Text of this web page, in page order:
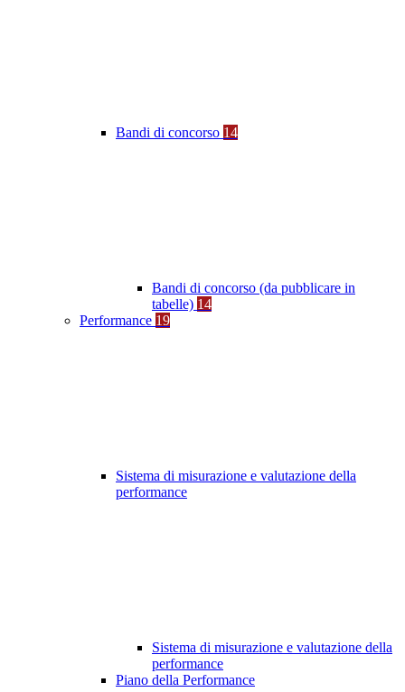
Bandi di concorso 14
Bandi di concorso (da pubblicare in
tabelle) 14
Performance 19
Sistema di misurazione e valutazione della
performance
Sistema di misurazione e valutazione della
performance
Piano della Performance